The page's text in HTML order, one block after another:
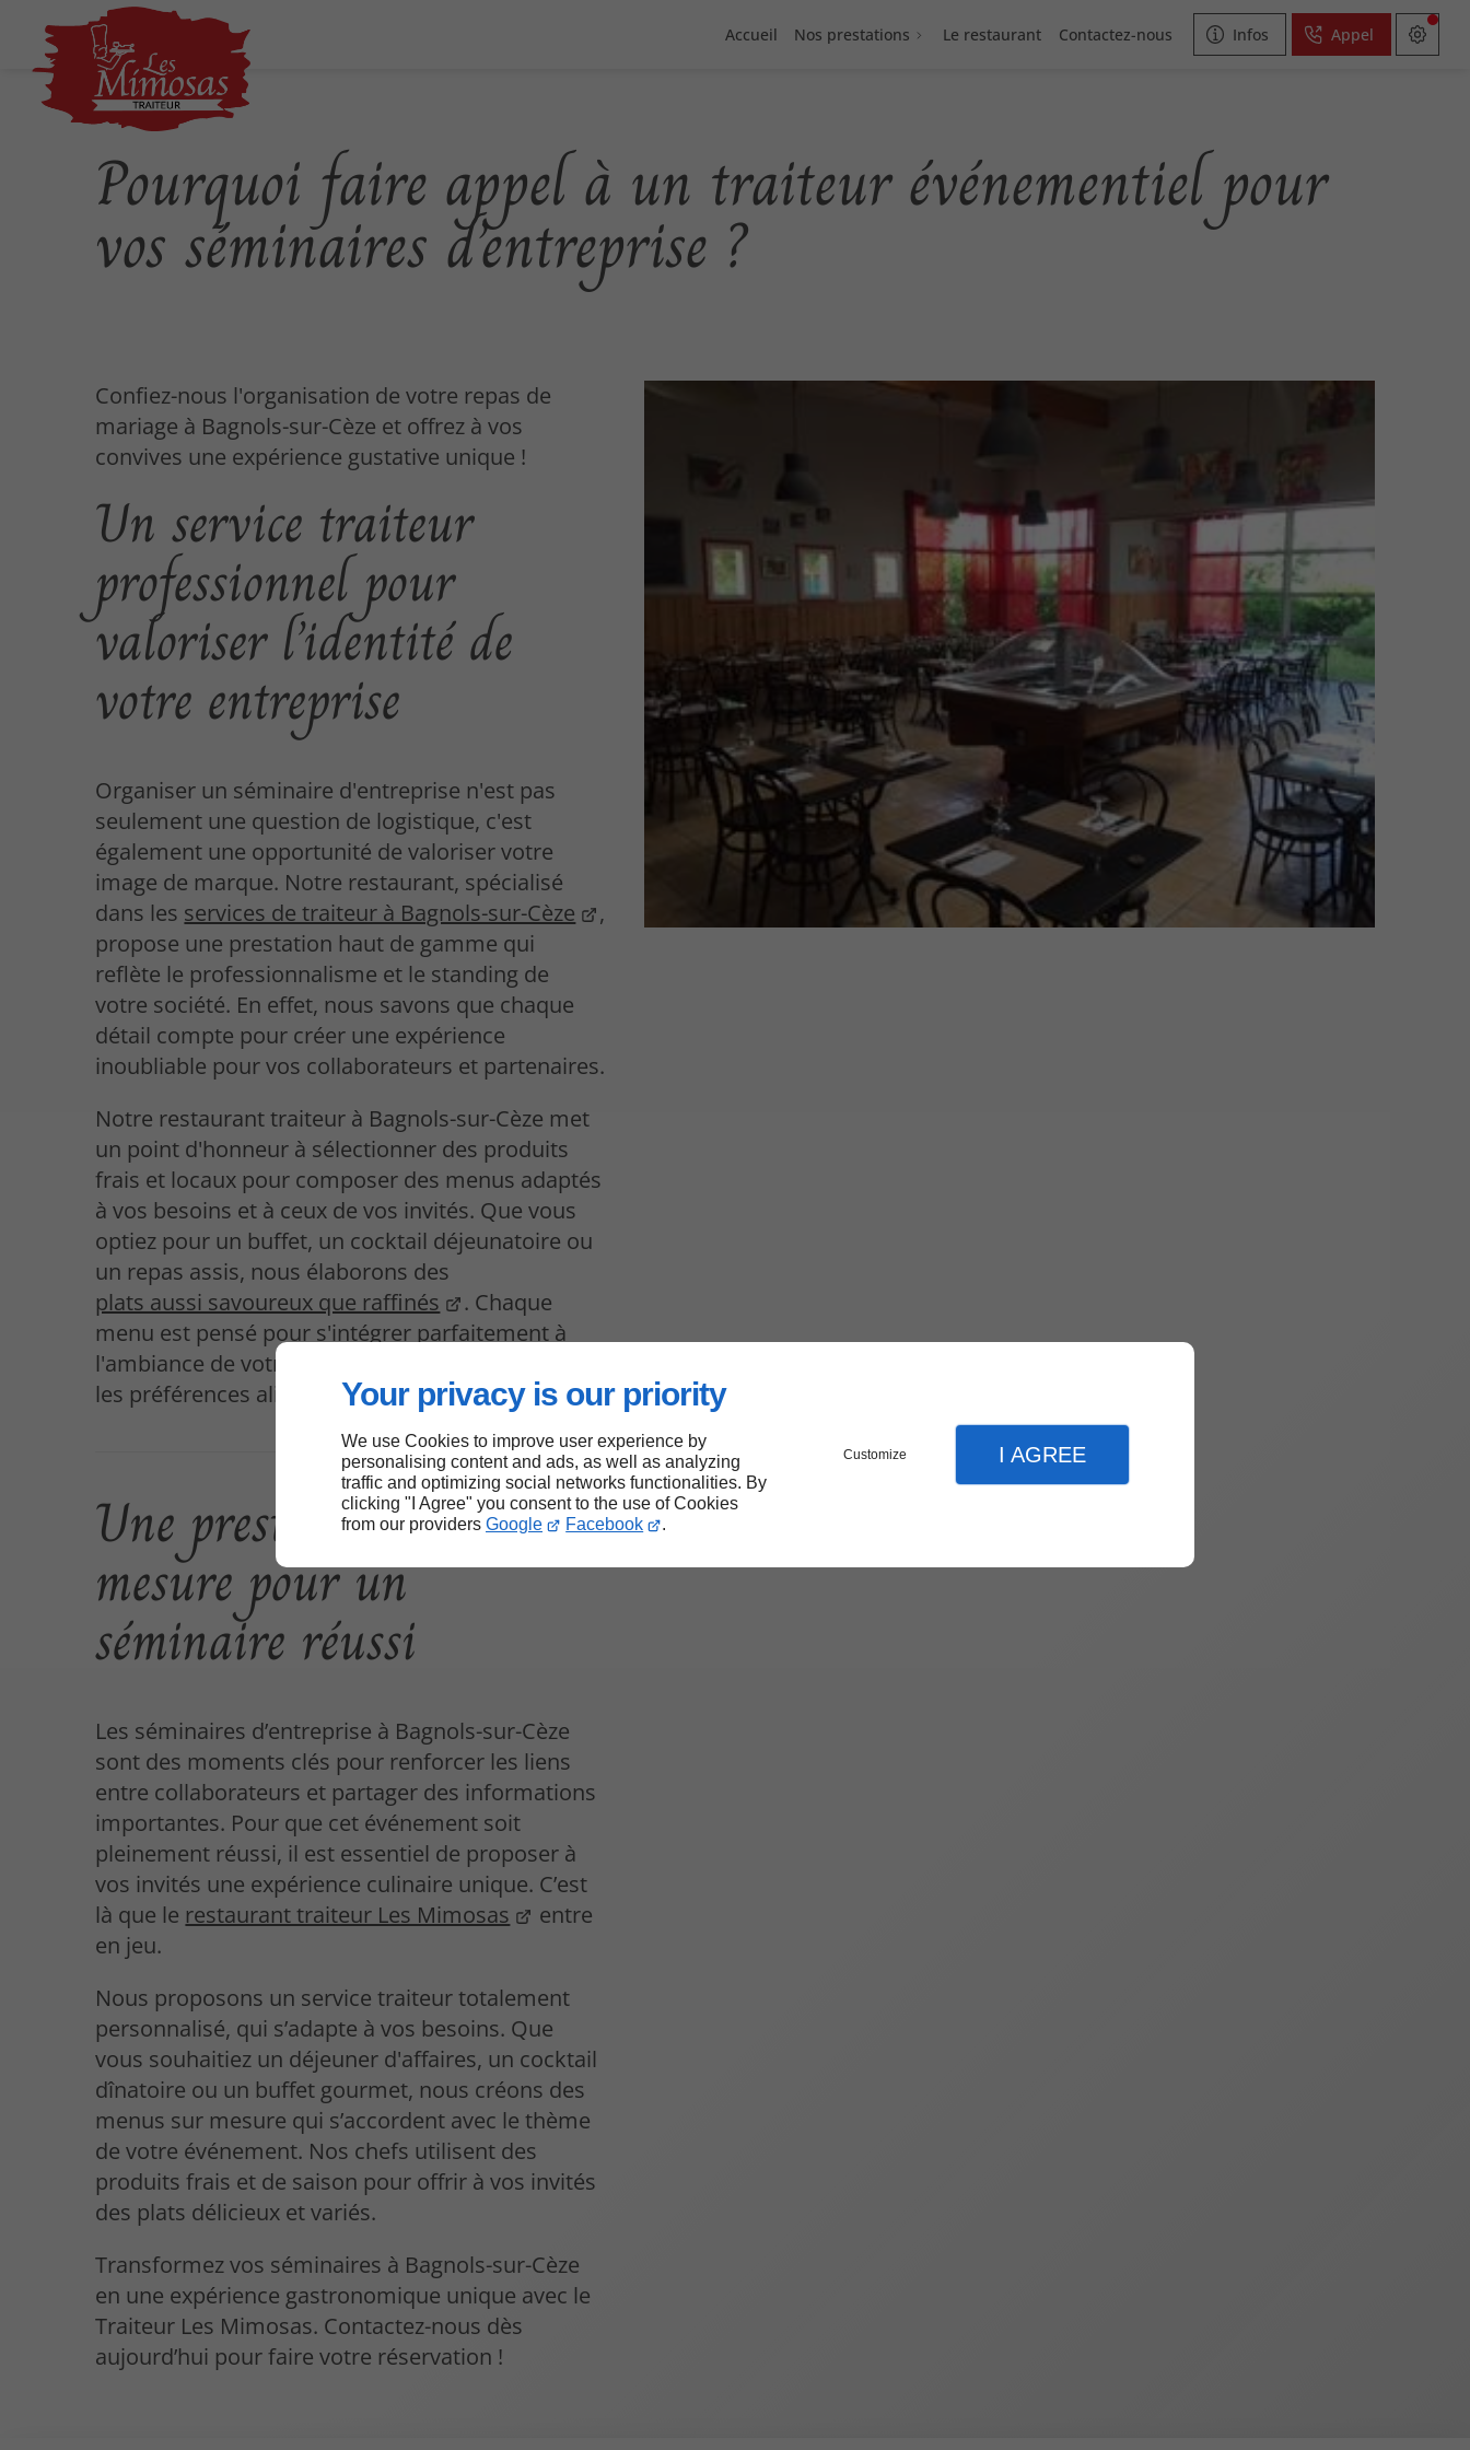
Your privacy is our priority
We use Cookies to improve user experience by
personalising content and ads, as well as analyzing
traffic and optimizing social networks functionalities. By
clicking "I Agree" you consent to the use of Cookies
from our providers Google Facebook .
Customize I AGREE
Accueil Nos prestations Le restaurant Contactez-nous Infos Appel
Pourquoi faire appel à un traiteur événementiel pour
vos séminaires d’entreprise ?
Confiez-nous l'organisation de votre repas de
mariage à Bagnols-sur-Cèze et offrez à vos
convives une expérience gustative unique !
Un service traiteur
professionnel pour
valoriser l’identité de
votre entreprise
Organiser un séminaire d'entreprise n'est pas
seulement une question de logistique, c'est
également une opportunité de valoriser votre
image de marque. Notre restaurant, spécialisé
dans les services de traiteur à Bagnols-sur-Cèze
,
propose une prestation haut de gamme qui
reflète le professionnalisme et le standing de
votre société. En effet, nous savons que chaque
détail compte pour créer une expérience
inoubliable pour vos collaborateurs et partenaires.
Notre restaurant traiteur à Bagnols-sur-Cèze met
un point d'honneur à sélectionner des produits
frais et locaux pour composer des menus adaptés
à vos besoins et à ceux de vos invités. Que vous
optiez pour un buffet, un cocktail déjeunatoire ou
un repas assis, nous élaborons des
plats aussi savoureux que raffinés
. Chaque
menu est pensé pour s'intégrer parfaitement à
l'ambiance de votre séminaire, tout en respectant
les préférences alimentaires de chacun.
Une prestation sur
mesure pour un
séminaire réussi
Les séminaires d’entreprise à Bagnols-sur-Cèze
sont des moments clés pour renforcer les liens
entre collaborateurs et partager des informations
importantes. Pour que cet événement soit
pleinement réussi, il est essentiel de proposer à
vos invités une expérience culinaire unique. C’est
là que le restaurant traiteur Les Mimosas
entre
en jeu.
Nous proposons un service traiteur totalement
personnalisé, qui s’adapte à vos besoins. Que
vous souhaitiez un déjeuner d'affaires, un cocktail
dînatoire ou un buffet gourmet, nous créons des
menus sur mesure qui s’accordent avec le thème
de votre événement. Nos chefs utilisent des
produits frais et de saison pour offrir à vos invités
des plats délicieux et variés.
Transformez vos séminaires à Bagnols-sur-Cèze
en une expérience gastronomique unique avec le
Traiteur Les Mimosas. Contactez-nous dès
aujourd’hui pour faire votre réservation !